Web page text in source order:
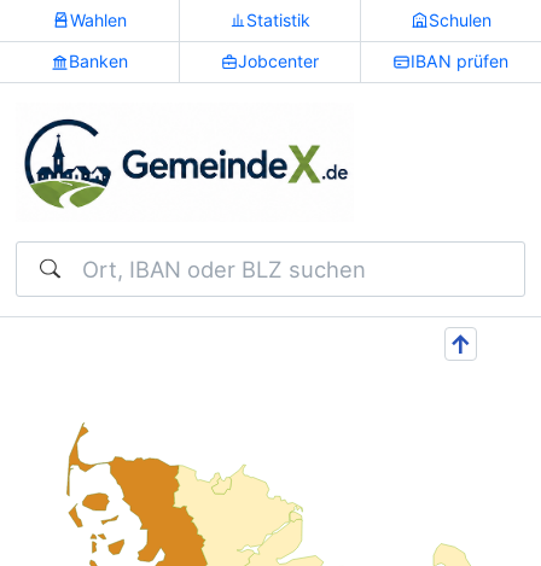
Wahlen Statistik Schulen
Banken Jobcenter IBAN prüfen
Suchen
↑